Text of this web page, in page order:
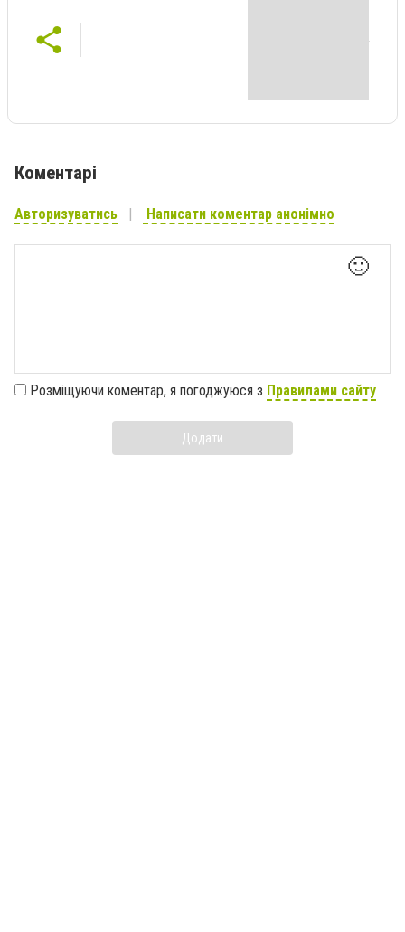
Коментарі
Авторизуватись Написати коментар анонімно
🙂
Розміщуючи коментар, я погоджуюся з Правилами сайту
Додати